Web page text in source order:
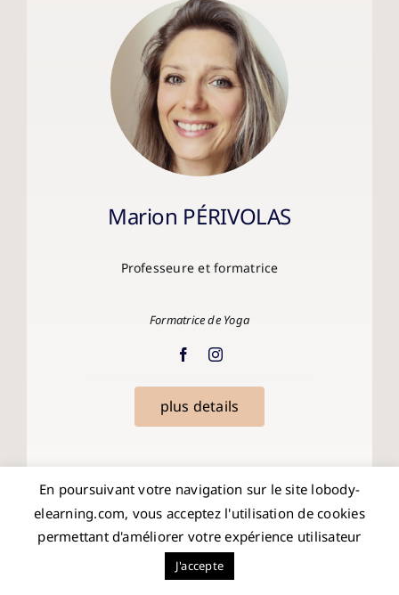
Marion PÉRIVOLAS
Professeure et formatrice
Formatrice de Yoga
plus details
En poursuivant votre navigation sur le site lobody-
elearning.com, vous acceptez l'utilisation de cookies
permettant d'améliorer votre expérience utilisateur
J'accepte